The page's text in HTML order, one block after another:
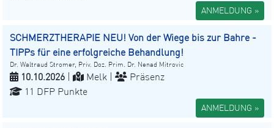
ANMELDUNG »
SCHMERZTHERAPIE NEU! Von der Wiege bis zur Bahre -
TIPPs für eine erfolgreiche Behandlung!
Dr. Waltraud Stromer, Priv. Doz. Prim. Dr. Nenad Mitrovic
10.10.2026 Melk |
Präsenz
11 DFP Punkte
ANMELDUNG »